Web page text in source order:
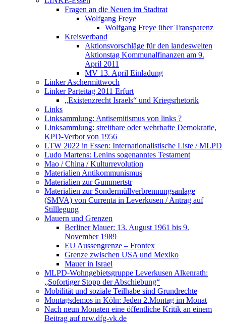
Fragen an die Neuen im Stadtrat
Wolfgang Freye
Wolfgang Freye über Transparenz
Kreisverband
Aktionsvorschläge für den landesweiten
Aktionstag Kommunalfinanzen am 9.
April 2011
MV 13. April Einladung
Linker Aschermittwoch
Linker Parteitag 2011 Erfurt
„Existenzrecht Israels“ und Kriegsrhetorik
Links
Linksammlung: Antisemitismus von links ?
Linksammlung: streitbare oder wehrhafte Demokratie,
KPD-Verbot von 1956
LTW 2022 in Essen: Internationalistische Liste / MLPD
Ludo Martens: Lenins sogenanntes Testament
Mao / China / Kulturrevolution
Materialien Antikommunismus
Materialien zur Gummertstr
Materialien zur Sondermüllverbrennungsanlage
(SMVA) von Currenta in Leverkusen / Antrag auf
Stilllegung
Mauern und Grenzen
Berliner Mauer: 13. August 1961 bis 9.
November 1989
EU Aussengrenze – Frontex
Grenze zwischen USA und Mexiko
Mauer in Israel
MLPD-Wohngebietsgruppe Leverkusen Alkenrath:
„Sofortiger Stopp der Abschiebung“
Mobilität und soziale Teilhabe sind Grundrechte
Montagsdemos in Köln: Jeden 2.Montag im Monat
Nach neun Monaten eine öffentliche Kritik an einem
Beitrag auf nrw.dfg-vk.de